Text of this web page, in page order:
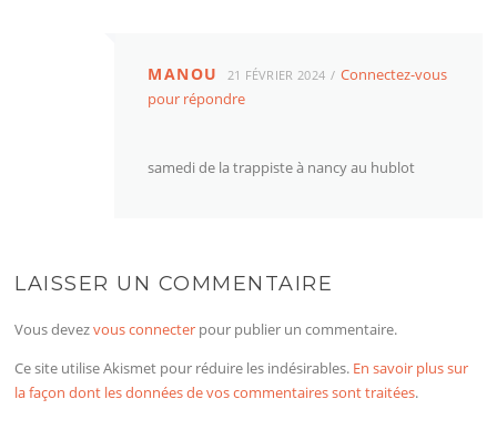
MANOU 21 FÉVRIER 2024
Connectez-vous
pour répondre
samedi de la trappiste à nancy au hublot
LAISSER UN COMMENTAIRE
Vous devezvous connecter pour publier un commentaire.
Ce site utilise Akismet pour réduire les indésirables. En savoir plus sur
la façon dont les données de vos commentaires sont traitées.